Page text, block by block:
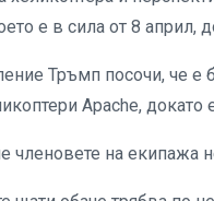
е в сила от 8 април,
Тръмп посочи, че е
Apache, докато
членовете на екипажа